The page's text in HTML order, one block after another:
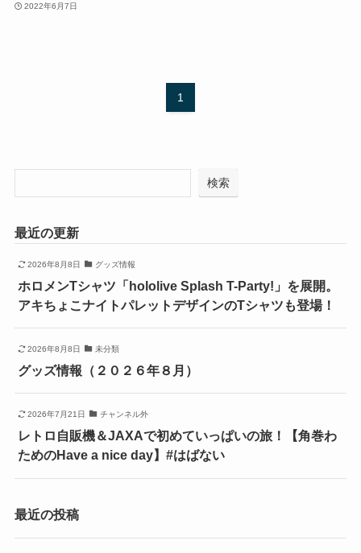
2022年6月7日
1
検索
最近の更新
2026年8月8日 グッズ情報
ホロメンTシャツ「hololive Splash T-Party!」を展開。
アキちょこナイトパレットデザインのTシャツも登場！
2026年8月8日 未分類
グッズ情報（２０２６年８月）
2026年7月21日 チャンネル外
レトロ自販機＆JAXAで初めていっぱいの旅！【角巻わ
ためのHave a nice day】#はばない
最近の投稿